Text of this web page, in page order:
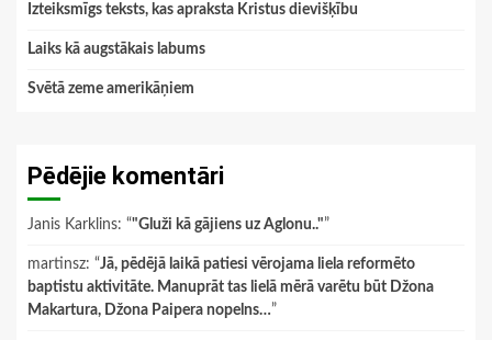
Izteiksmīgs teksts, kas apraksta Kristus dievišķību
Laiks kā augstākais labums
Svētā zeme amerikāņiem
Pēdējie komentāri
Janis Karklins: “"Gluži kā gājiens uz Aglonu.."”
martinsz: “Jā, pēdējā laikā patiesi vērojama liela reformēto
baptistu aktivitāte. Manuprāt tas lielā mērā varētu būt Džona
Makartura, Džona Paipera nopelns…”